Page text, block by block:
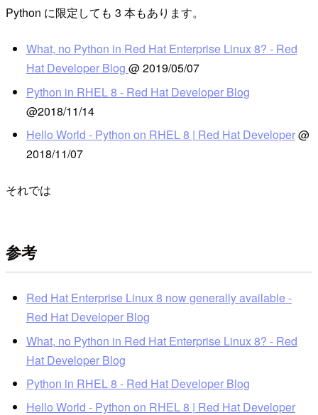
Python に限定しても 3 本もあります。
What, no Python in Red Hat Enterprise Linux 8? - Red
Hat Developer Blog @ 2019/05/07
Python in RHEL 8 - Red Hat Developer Blog
@2018/11/14
Hello World - Python on RHEL 8 | Red Hat Developer@
2018/11/07
それでは
参考
Red Hat Enterprise Linux 8 now generally available -
Red Hat Developer Blog
What, no Python in Red Hat Enterprise Linux 8? - Red
Hat Developer Blog
Python in RHEL 8 - Red Hat Developer Blog
Hello World - Python on RHEL 8 | Red Hat Developer